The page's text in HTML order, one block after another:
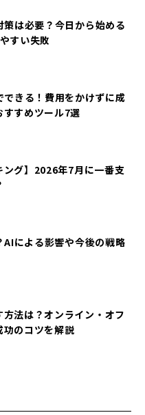
策は必要？今日から始める
すい失敗
できる！費用をかけずに成
すめツール7選
ング】2026年7月に一番支
AIによる影響や今後の戦略
法は？オンライン・オフ
功のコツを解説